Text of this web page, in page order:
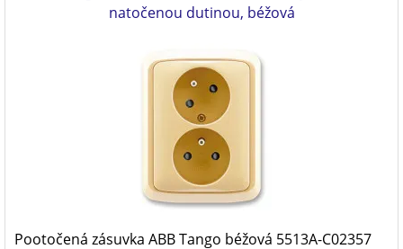
natočenou dutinou, béžová
Pootočená zásuvka ABB Tango béžová 5513A-C02357